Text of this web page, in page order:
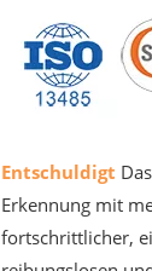
Entschuldigt
Erkennung mit
fortschrittlicher,